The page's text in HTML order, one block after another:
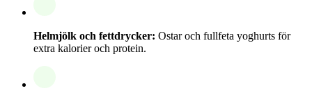
Helmjölk och fettdrycker: Ostar och fullfeta yoghurts för
extra kalorier och protein.